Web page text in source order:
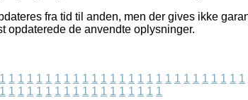
fra tid til anden, men der gives ikke
de anvendte oplysninger.
1 1 1 1 1 1 1 1 1 1 1 1 1 1 1 1 1 1 1 1 1 1 1 1 1 1 1
1 1 1 1 1 1 1 1 1 1 1 1 1 1 1 1 1 1